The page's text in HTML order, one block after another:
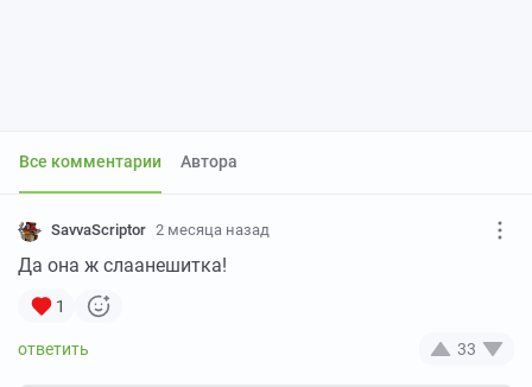
Все комментарии Автора
SavvaScriptor 2 месяца назад
Да она ж слаанешитка!
1
33